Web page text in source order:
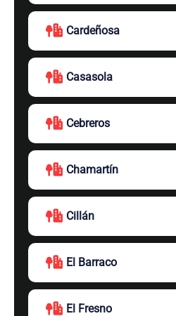
Cardeñosa
Casasola
Cebreros
Chamartín
Cillán
El Barraco
El Fresno